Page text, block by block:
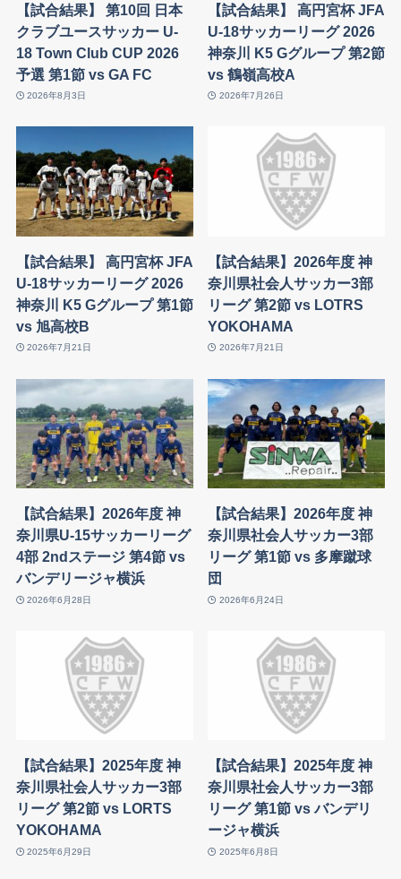
【試合結果】 第10回 日本
クラブユースサッカー U-
18 Town Club CUP 2026
予選 第1節 vs GA FC
2026年8月3日
【試合結果】 高円宮杯 JFA
U-18サッカーリーグ 2026
神奈川 K5 Gグループ 第2節
vs 鶴嶺高校A
2026年7月26日
【試合結果】 高円宮杯 JFA
U-18サッカーリーグ 2026
神奈川 K5 Gグループ 第1節
vs 旭高校B
2026年7月21日
【試合結果】2026年度 神
奈川県社会人サッカー3部
リーグ 第2節 vs LOTRS
YOKOHAMA
2026年7月21日
【試合結果】2026年度 神
奈川県U-15サッカーリーグ
4部 2ndステージ 第4節 vs
バンデリージャ横浜
2026年6月28日
【試合結果】2026年度 神
奈川県社会人サッカー3部
リーグ 第1節 vs 多摩蹴球
団
2026年6月24日
【試合結果】2025年度 神
奈川県社会人サッカー3部
リーグ 第2節 vs LORTS
YOKOHAMA
2025年6月29日
【試合結果】2025年度 神
奈川県社会人サッカー3部
リーグ 第1節 vs バンデリ
ージャ横浜
2025年6月8日